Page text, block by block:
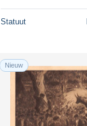
Statuut
Nieuw